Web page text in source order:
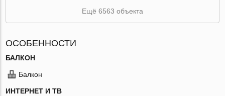
Ещё 6563 объекта
ОСОБЕННОСТИ
БАЛКОН
Балкон
ИНТЕРНЕТ И ТВ